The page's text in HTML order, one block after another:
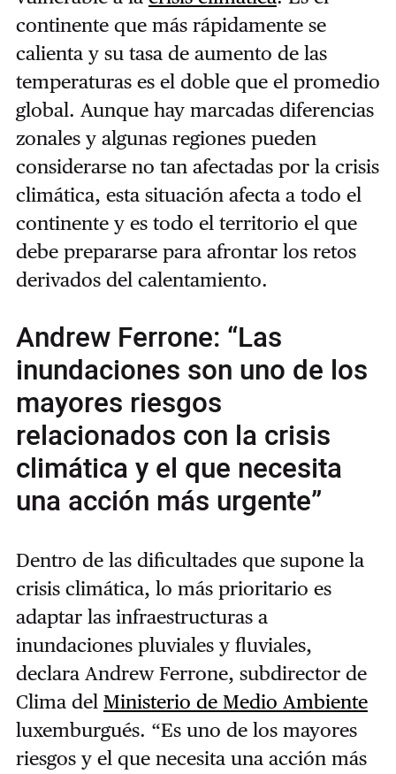
continente que más rápidamente se
calienta y su tasa de aumento de las
temperaturas es el doble que el promedio
global. Aunque hay marcadas diferencias
zonales y algunas regiones pueden
considerarse no tan afectadas por la crisis
climática, esta situación afecta a todo el
continente y es todo el territorio el que
debe prepararse para afrontar los retos
derivados del calentamiento.
Andrew Ferrone: “Las
inundaciones son uno de los
mayores riesgos
relacionados con la crisis
climática y el que necesita
una acción más urgente”
Dentro de las dificultades que supone la
crisis climática, lo más prioritario es
adaptar las infraestructuras a
inundaciones pluviales y fluviales,
declara Andrew Ferrone, subdirector de
Clima del Ministerio de Medio Ambiente
luxemburgués. “Es uno de los mayores
riesgos y el que necesita una acción más